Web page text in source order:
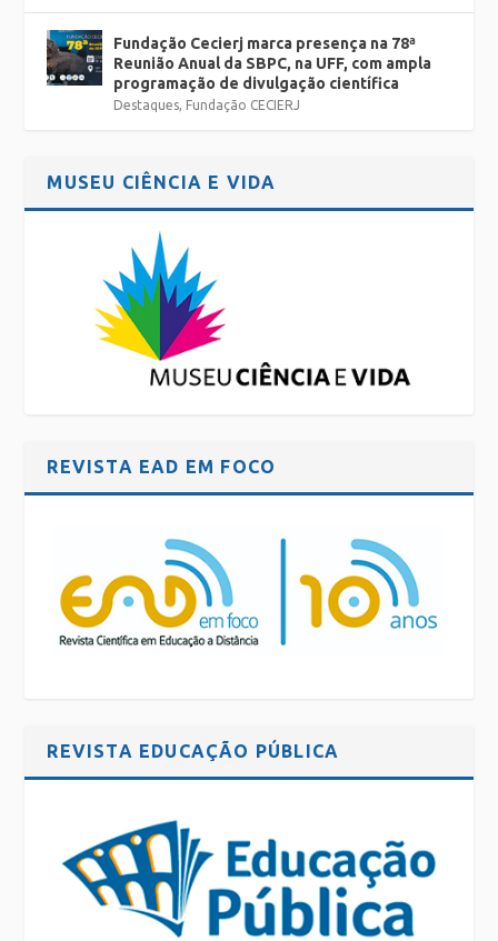
Fundação Cecierj marca presença na 78ª
Reunião Anual da SBPC, na UFF, com ampla
programação de divulgação científica
Destaques, Fundação CECIERJ
MUSEU CIÊNCIA E VIDA
REVISTA EAD EM FOCO
REVISTA EDUCAÇÃO PÚBLICA